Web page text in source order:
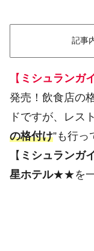
記事
【 ミシュランガ
発売！飲食店の
ドですが、レス
の格付け”も行っ
【 ミシュランガ
星ホテル★★を一